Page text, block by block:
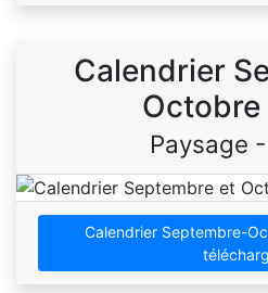
Calendrier
Paysage
Calendrier Septembre-